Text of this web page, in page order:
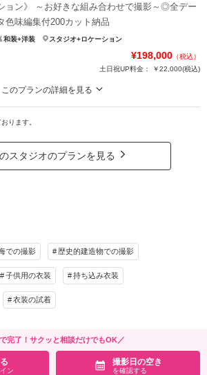
影小物のお持込み料金は一切なし。
プラン詳細
新婦衣装1着 新郎衣装1着
台紙付写真
イン
ョン》 ～お好きな組み合わせで撮影～◎全デー
色味編集付200カット納品
和装+洋装 スタジオ+ロケーション
¥198,000 （税込）
土日祝UP料金：
￥22,000(税込)
このプランの詳細を見る
組み合わせ自由に撮影を堪能。
ーション？
加料金なし！
新婦衣装2着 新郎衣装2着
ヘアメイク
データ 200カット
会食
る 撮影日の空き
ります。
スタジオのプランを見る
での撮影 歴史的建造物での撮影
子供用の衣装 持ち込み衣装
衣装の試着
完了！サクッと相談だけでもOK／
ン
撮影日の空き
を確認する